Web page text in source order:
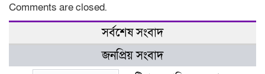
Comments are closed.
সর্বশেষ সংবাদ
জনপ্রিয় সংবাদ